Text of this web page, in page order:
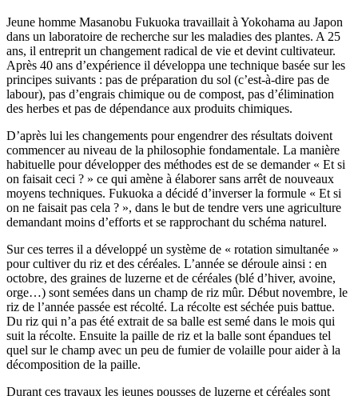
Jeune homme Masanobu Fukuoka travaillait à Yokohama au Japon
dans un laboratoire de recherche sur les maladies des plantes. A 25
ans, il entreprit un changement radical de vie et devint cultivateur.
Après 40 ans d’expérience il développa une technique basée sur les
principes suivants : pas de préparation du sol (c’est-à-dire pas de
labour), pas d’engrais chimique ou de compost, pas d’élimination
des herbes et pas de dépendance aux produits chimiques.
D’après lui les changements pour engendrer des résultats doivent
commencer au niveau de la philosophie fondamentale. La manière
habituelle pour développer des méthodes est de se demander « Et si
on faisait ceci ? » ce qui amène à élaborer sans arrêt de nouveaux
moyens techniques. Fukuoka a décidé d’inverser la formule « Et si
on ne faisait pas cela ? », dans le but de tendre vers une agriculture
demandant moins d’efforts et se rapprochant du schéma naturel.
Sur ces terres il a développé un système de « rotation simultanée »
pour cultiver du riz et des céréales. L’année se déroule ainsi : en
octobre, des graines de luzerne et de céréales (blé d’hiver, avoine,
orge…) sont semées dans un champ de riz mûr. Début novembre, le
riz de l’année passée est récolté. La récolte est séchée puis battue.
Du riz qui n’a pas été extrait de sa balle est semé dans le mois qui
suit la récolte. Ensuite la paille de riz et la balle sont épandues tel
quel sur le champ avec un peu de fumier de volaille pour aider à la
décomposition de la paille.
Durant ces travaux les jeunes pousses de luzerne et céréales sont